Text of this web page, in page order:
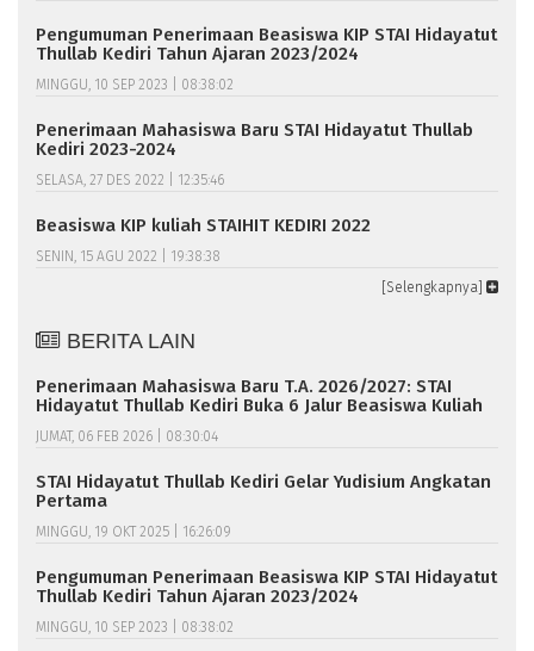
Pengumuman Penerimaan Beasiswa KIP STAI Hidayatut
Thullab Kediri Tahun Ajaran 2023/2024
MINGGU, 10 SEP 2023 | 08:38:02
Penerimaan Mahasiswa Baru STAI Hidayatut Thullab
Kediri 2023-2024
SELASA, 27 DES 2022 | 12:35:46
Beasiswa KIP kuliah STAIHIT KEDIRI 2022
SENIN, 15 AGU 2022 | 19:38:38
[Selengkapnya]
BERITA LAIN
Penerimaan Mahasiswa Baru T.A. 2026/2027: STAI
Hidayatut Thullab Kediri Buka 6 Jalur Beasiswa Kuliah
JUMAT, 06 FEB 2026 | 08:30:04
STAI Hidayatut Thullab Kediri Gelar Yudisium Angkatan
Pertama
MINGGU, 19 OKT 2025 | 16:26:09
Pengumuman Penerimaan Beasiswa KIP STAI Hidayatut
Thullab Kediri Tahun Ajaran 2023/2024
MINGGU, 10 SEP 2023 | 08:38:02